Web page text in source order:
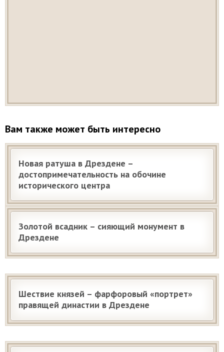
Вам также может быть интересно
Новая ратуша в Дрездене –
достопримечательность на обочине
исторического центра
Золотой всадник – сияющий монумент в
Дрездене
Шествие князей – фарфоровый «портрет»
правящей династии в Дрездене